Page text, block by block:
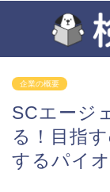
企業の概要
SCエージ
る！目指
するパイオ